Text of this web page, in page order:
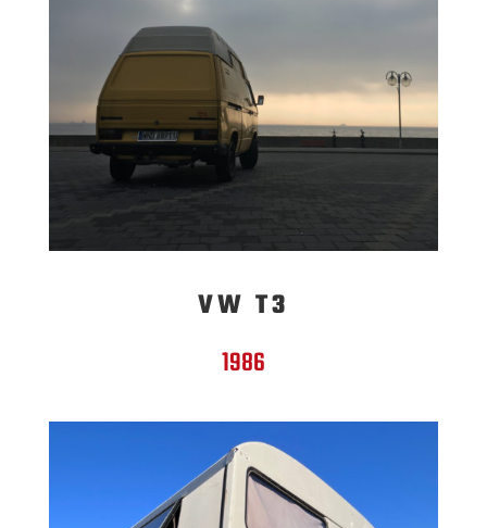
VW T3
1986